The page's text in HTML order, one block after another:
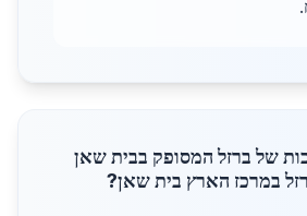
של ברזל המסופק בבית שאן
במרכז הארץ בית שאן?